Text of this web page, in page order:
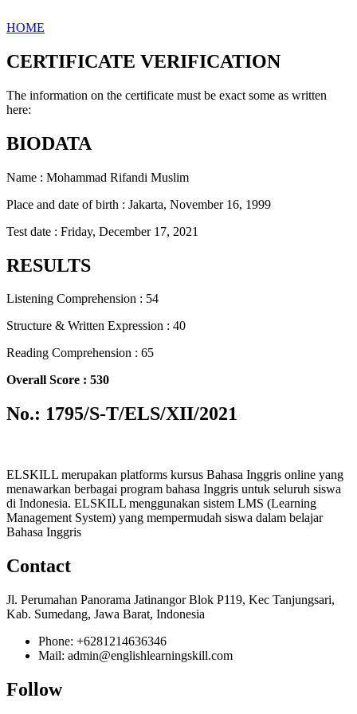
HOME
CERTIFICATE VERIFICATION
The information on the certificate must be exact some as written
here:
BIODATA
Name : Mohammad Rifandi Muslim
Place and date of birth : Jakarta, November 16, 1999
Test date : Friday, December 17, 2021
RESULTS
Listening Comprehension : 54
Structure & Written Expression : 40
Reading Comprehension : 65
Overall Score : 530
No.: 1795/S-T/ELS/XII/2021
ELSKILL merupakan platforms kursus Bahasa Inggris online yang
menawarkan berbagai program bahasa Inggris untuk seluruh siswa
di Indonesia. ELSKILL menggunakan sistem LMS (Learning
Management System) yang mempermudah siswa dalam belajar
Bahasa Inggris
Contact
Jl. Perumahan Panorama Jatinangor Blok P119, Kec Tanjungsari,
Kab. Sumedang, Jawa Barat, Indonesia
Phone: +6281214636346
Mail: admin@englishlearningskill.com
Follow